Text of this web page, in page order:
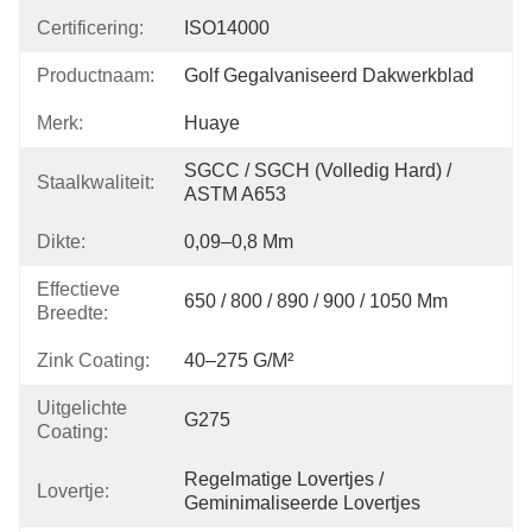
Certificering: ISO14000
Productnaam: Golf Gegalvaniseerd Dakwerkblad
Merk: Huaye
Staalkwaliteit:
SGCC / SGCH (volledig Hard) /
ASTM A653
Dikte: 0,09–0,8 Mm
Effectieve
Breedte:
650 / 800 / 890 / 900 / 1050 Mm
Zink Coating: 40–275 G/m²
Uitgelichte
Coating:
G275
Lovertje:
Regelmatige Lovertjes /
Geminimaliseerde Lovertjes